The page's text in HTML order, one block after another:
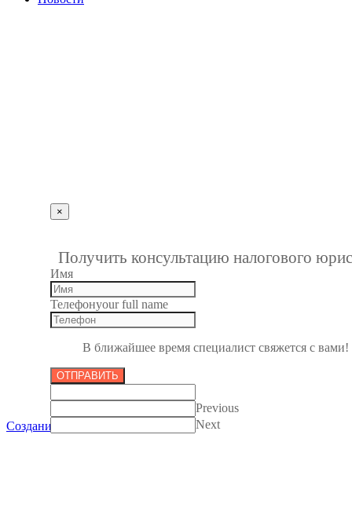
×
Получить консультацию налогового
Имя
Телефонyour full name
В ближайшее время специалист свяжется с вами!
ОТПРАВИТЬ
Previous
Next
Создание сайтов в Пензе Все права защищены 2012-2017.